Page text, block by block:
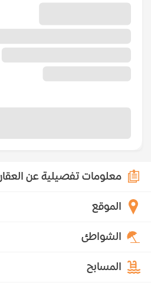
معلومات تفصيلية عن العقار
الموقع
الشواطئ
المسابح